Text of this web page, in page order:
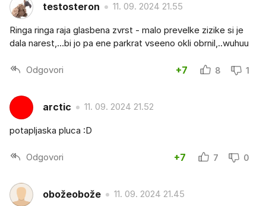
testosteron 11. 09. 2024 21.55
Ringa ringa raja glasbena zvrst - malo prevelke zizike si je
dala narest,...bi jo pa ene parkrat vseeno okli obrnil,..wuhuu
Odgovori +7 8 1
arctic 11. 09. 2024 21.52
potapljaska pluca :D
Odgovori +7 7 0
obožeobože 11. 09. 2024 21.45